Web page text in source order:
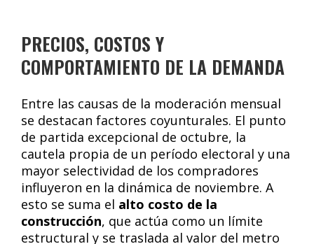
PRECIOS, COSTOS Y
COMPORTAMIENTO DE LA DEMANDA
Entre las causas de la moderación mensual
se destacan factores coyunturales. El punto
de partida excepcional de octubre, la
cautela propia de un período electoral y una
mayor selectividad de los compradores
influyeron en la dinámica de noviembre. A
esto se suma el alto costo de la
construcción, que actúa como un límite
estructural y se traslada al valor del metro